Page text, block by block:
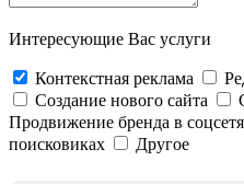
Интересующие Вас услуги
Контекстная реклама
Создание нового сайта
Продвижение бренда в
поисковиках
Другое